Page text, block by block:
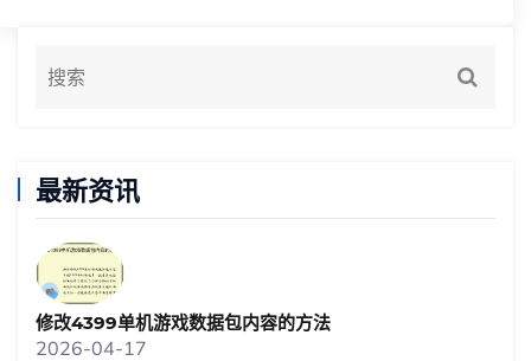
最新资讯
修改4399单机游戏数据包内容的方法
2026-04-17